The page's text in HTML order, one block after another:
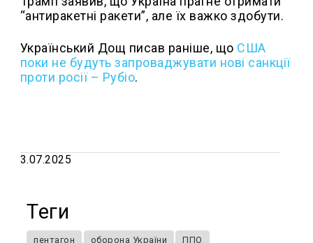
“антиракетні ракети”, але їх важко здобути.
Український Дощ писав раніше, що США
поки не будуть запроваджувати нові санкції
проти росії – Рубіо.
3.07.2025
Теги
пентагон оборона України ППО